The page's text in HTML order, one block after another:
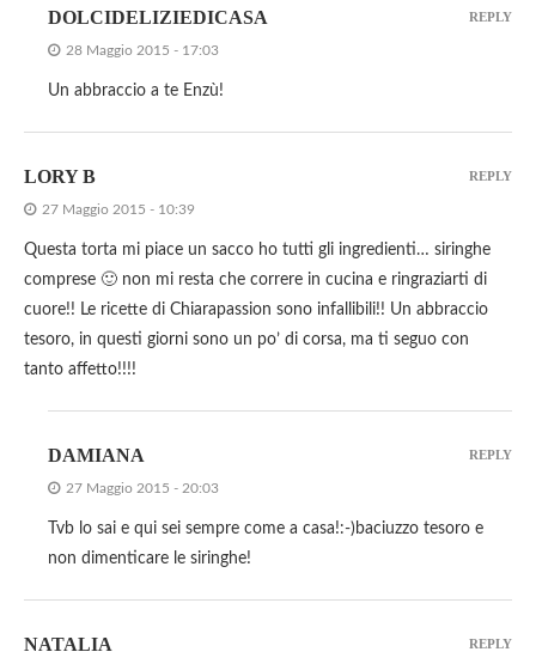
DOLCIDELIZIEDICASA
28 Maggio 2015 - 17:03
Un abbraccio a te Enzù!
REPLY
LORY B
27 Maggio 2015 - 10:39
Questa torta mi piace un sacco ho tutti gli ingredienti… siringhe
comprese 🙂 non mi resta che correre in cucina e ringraziarti di
cuore!! Le ricette di Chiarapassion sono infallibili!! Un abbraccio
tesoro, in questi giorni sono un po’ di corsa, ma ti seguo con
tanto affetto!!!!
REPLY
DAMIANA
27 Maggio 2015 - 20:03
Tvb lo sai e qui sei sempre come a casa!:-)baciuzzo tesoro e
non dimenticare le siringhe!
REPLY
NATALIA REPLY